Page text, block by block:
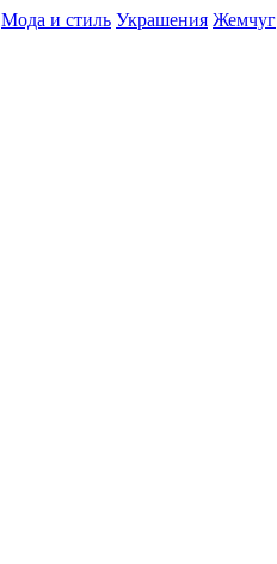
Мода и стиль Украшения Жемчуг